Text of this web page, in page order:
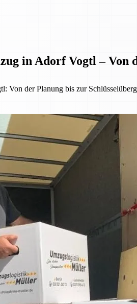
in Adorf Vogtl – Von
Von der Planung bis zur